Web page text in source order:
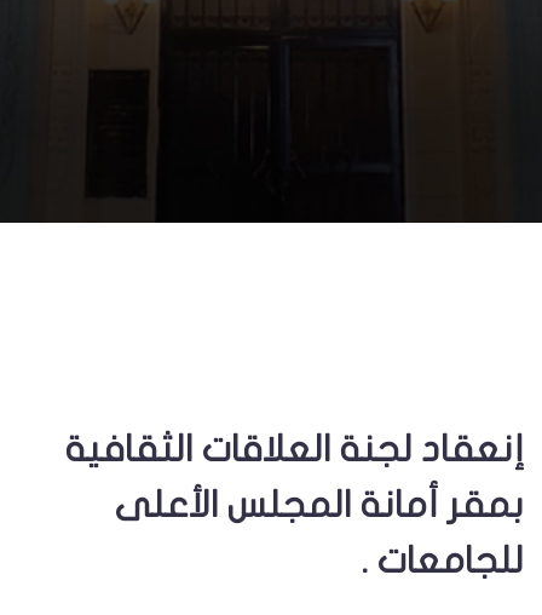
إنعقاد لجنة العلاقات الثقافية
بمقر أمانة المجلس الأعلى
للجامعات .